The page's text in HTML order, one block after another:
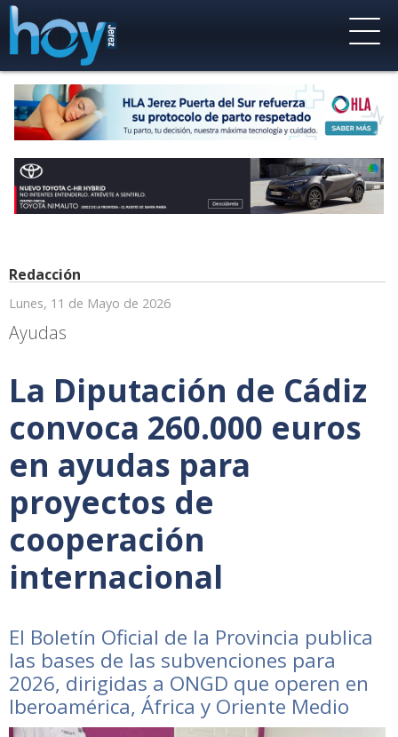
Redacción
Lunes, 11 de Mayo de 2026
Ayudas
La Diputación de Cádiz
convoca 260.000 euros
en ayudas para
proyectos de
cooperación
internacional
El Boletín Oficial de la Provincia publica
las bases de las subvenciones para
2026, dirigidas a ONGD que operen en
Iberoamérica, África y Oriente Medio